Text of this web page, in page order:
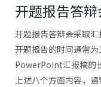
开题报告答辩
开题报告答辩会采取
开题报告的时间通常
PowerPoint汇报稿的
上述八个方面内容，